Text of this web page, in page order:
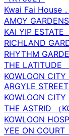
Kwai Fai House
AMOY
KAI YIP ESTATE
RICHLAND
RHYTHM
THE LATITUDE
KOWLOON CITY
ARGYLE
KOWLOON CITY
THE ASTRID （
KOWLOON
YEE ON COURT